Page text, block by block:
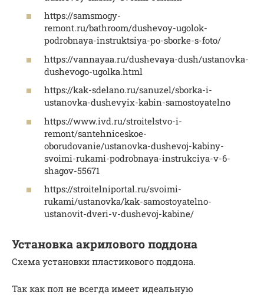
https://samsmogy-
remont.ru/bathroom/dushevoy-ugolok-
podrobnaya-instruktsiya-po-sborke-s-foto/
https://vannayaa.ru/dushevaya-dush/ustanovka-
dushevogo-ugolka.html
https://kak-sdelano.ru/sanuzel/sborka-i-
ustanovka-dushevyix-kabin-samostoyatelno
https://www.ivd.ru/stroitelstvo-i-
remont/santehniceskoe-
oborudovanie/ustanovka-dushevoj-kabiny-
svoimi-rukami-podrobnaya-instrukciya-v-6-
shagov-55671
https://stroitelniportal.ru/svoimi-
rukami/ustanovka/kak-samostoyatelno-
ustanovit-dveri-v-dushevoj-kabine/
Установка акрилового поддона
Схема установки пластикового поддона.
Так как пол не всегда имеет идеальную